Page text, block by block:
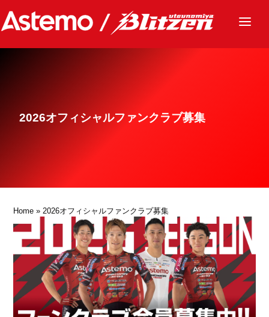
ニュース
グッズ
2026オフィシャルファンクラブ募集
Home » 2026オフィシャルファンクラブ募集